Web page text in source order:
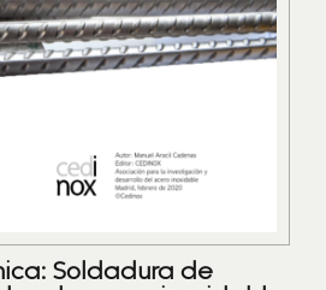
Soldadura de